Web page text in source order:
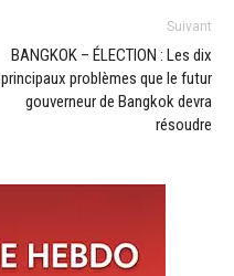
Suivant
BANGKOK – ÉLECTION : Les dix
principaux problèmes que le futur
gouverneur de Bangkok devra
résoudre